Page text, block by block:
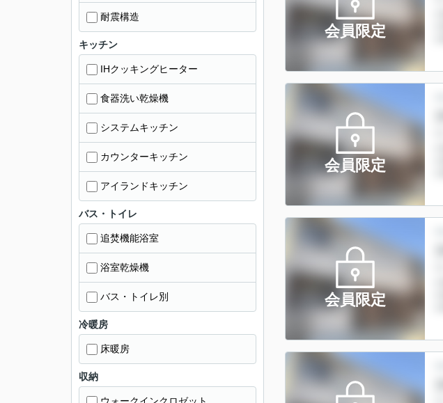
会員限定
会員限定
会員限定
耐震構造
キッチン
IHクッキングヒーター
食器洗い乾燥機
システムキッチン
カウンターキッチン
アイランドキッチン
バス・トイレ
追焚機能浴室
浴室乾燥機
バス・トイレ別
冷暖房
床暖房
収納